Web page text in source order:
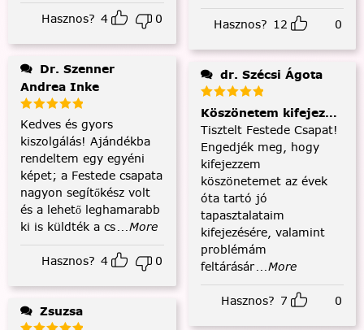
Hasznos? 4 0
Andrea Inke
Kedves és gyors
kiszolgálás! Ajándékba
rendeltem egy egyéni
képet; a Festede csapata
nagyon segítőkész volt
és a lehető leghamarabb
ki is küldték a cs...More
Hasznos? 4 0
Zsuzsa
Hasznos? 12 0
dr. Szécsi Ágota
Köszönetem kifejezése
Tisztelt Festede Csapat!
Engedjék meg, hogy
kifejezzem
köszönetemet az évek
óta tartó jó
tapasztalataim
kifejezésére, valamint
problémám
feltárásár...More
Hasznos? 7 0